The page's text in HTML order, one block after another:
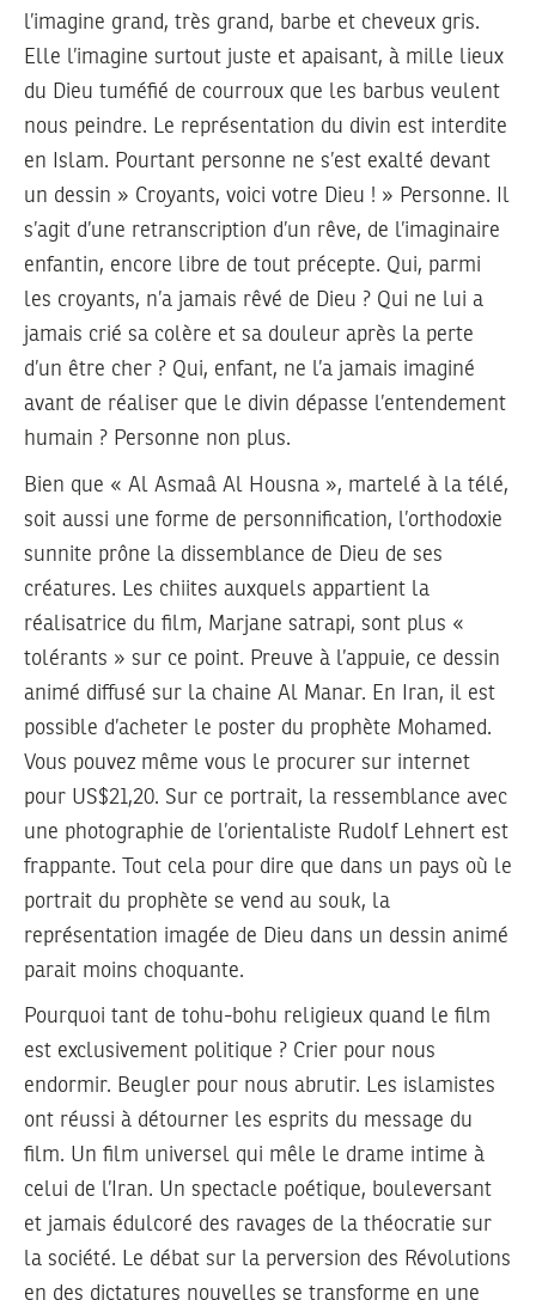
l’imagine grand, très grand, barbe et cheveux gris.
Elle l’imagine surtout juste et apaisant, à mille lieux
du Dieu tuméfié de courroux que les barbus veulent
nous peindre. Le représentation du divin est interdite
en Islam. Pourtant personne ne s’est exalté devant
un dessin » Croyants, voici votre Dieu ! » Personne. Il
s’agit d’une retranscription d’un rêve, de l’imaginaire
enfantin, encore libre de tout précepte. Qui, parmi
les croyants, n’a jamais rêvé de Dieu ? Qui ne lui a
jamais crié sa colère et sa douleur après la perte
d’un être cher ? Qui, enfant, ne l’a jamais imaginé
avant de réaliser que le divin dépasse l’entendement
humain ? Personne non plus.
Bien que « Al Asmaâ Al Housna », martelé à la télé,
soit aussi une forme de personnification, l’orthodoxie
sunnite prône la dissemblance de Dieu de ses
créatures. Les chiites auxquels appartient la
réalisatrice du film, Marjane satrapi, sont plus «
tolérants » sur ce point. Preuve à l’appuie, ce dessin
animé diffusé sur la chaine Al Manar. En Iran, il est
possible d’acheter le poster du prophète Mohamed.
Vous pouvez même vous le procurer sur internet
pour US$21,20. Sur ce portrait, la ressemblance avec
une photographie de l’orientaliste Rudolf Lehnert est
frappante. Tout cela pour dire que dans un pays où le
portrait du prophète se vend au souk, la
représentation imagée de Dieu dans un dessin animé
parait moins choquante.
Pourquoi tant de tohu-bohu religieux quand le film
est exclusivement politique ? Crier pour nous
endormir. Beugler pour nous abrutir. Les islamistes
ont réussi à détourner les esprits du message du
film. Un film universel qui mêle le drame intime à
celui de l’Iran. Un spectacle poétique, bouleversant
et jamais édulcoré des ravages de la théocratie sur
la société. Le débat sur la perversion des Révolutions
en des dictatures nouvelles se transforme en une